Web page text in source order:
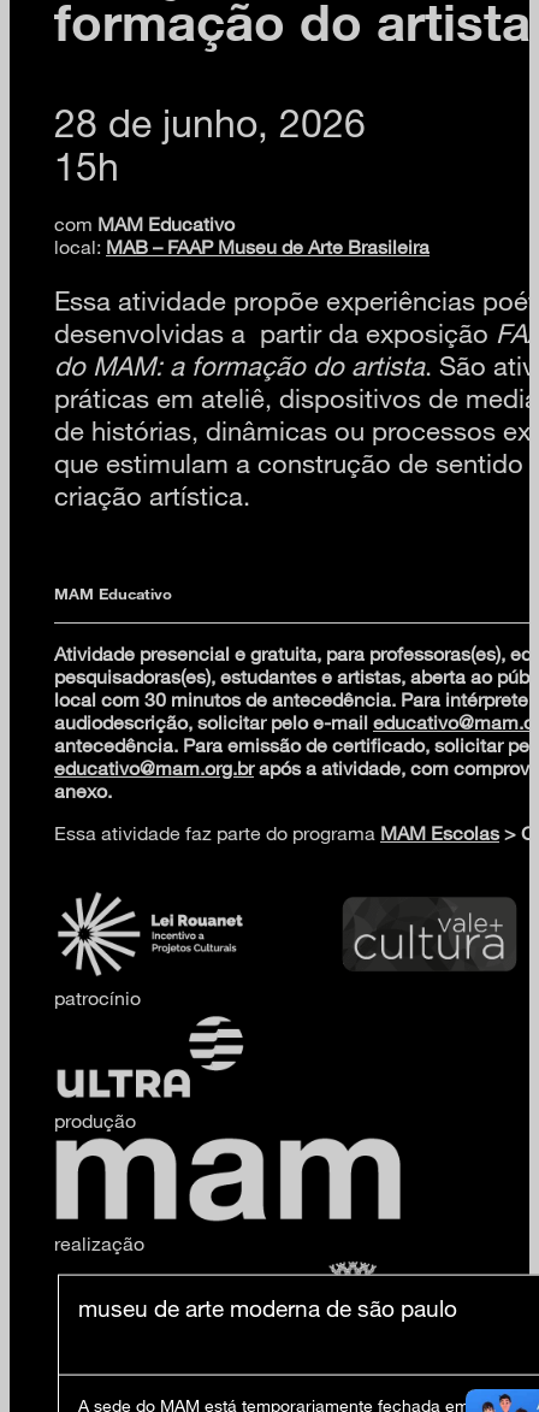
formação do artista
28 de junho, 2026
15h
com MAM Educativo
local: MAB – FAAP Museu de Arte Brasileira
Essa atividade propõe experiências
desenvolvidas a partir da exposição
do MAM: a formação do artista. São
práticas em ateliê, dispositivos de
de histórias, dinâmicas ou processos
que estimulam a construção de sentido
criação artística.
MAM Educativo
Atividade presencial e gratuita, para professoras(es),
pesquisadoras(es), estudantes e artistas, aberta ao
local com 30 minutos de antecedência. Para intérprete
audiodescrição, solicitar pelo e-mail
antecedência. Para emissão de certificado, solicitar
educativo@mam.org.brapós a atividade, com
anexo.
Essa atividade faz parte do programa MAM Escolas>
patrocínio
produção
realização
museu de arte moderna de são paulo
A sede do MAM está temporariamente fechada em virtude